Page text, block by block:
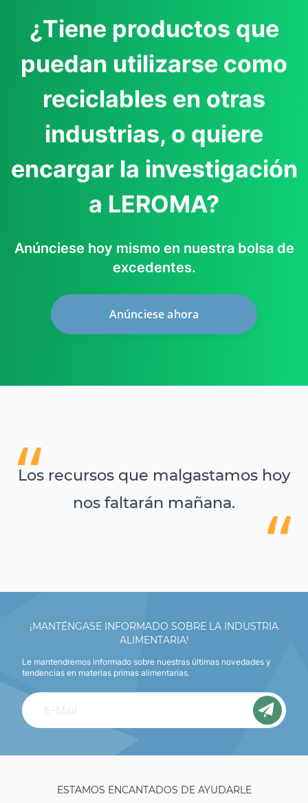
¿Tiene productos que
puedan utilizarse como
reciclables en otras
industrias, o quiere
encargar la investigación
a LEROMA?
Anúnciese hoy mismo en nuestra bolsa de
excedentes.
Anúnciese ahora
Los recursos que malgastamos hoy
nos faltarán mañana.
¡MANTÉNGASE INFORMADO SOBRE LA INDUSTRIA
ALIMENTARIA!
Le mantendremos informado sobre nuestras últimas novedades y
tendencias en materias primas alimentarias.
ESTAMOS ENCANTADOS DE AYUDARLE